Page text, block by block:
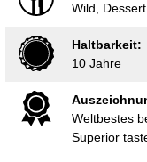
Wild,
Haltbarkeit:
10 Jahre
Weltbestes
Superior